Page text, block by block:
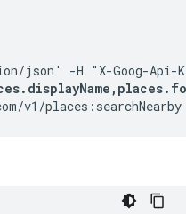
json' -H "X-Goog-Api-